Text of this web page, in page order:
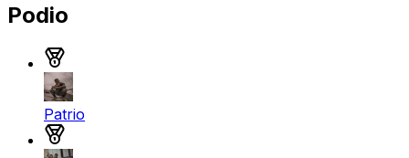
Podio
Patrio